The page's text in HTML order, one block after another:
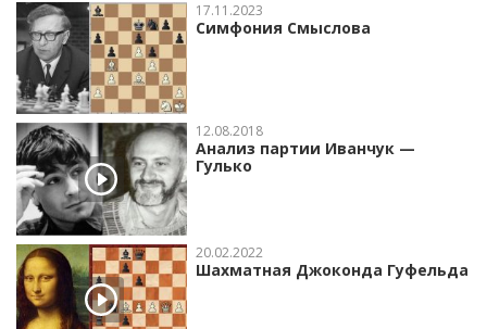
17.11.2023
Симфония Смыслова
12.08.2018
Анализ партии Иванчук —
Гулько
20.02.2022
Шахматная Джоконда Гуфельда